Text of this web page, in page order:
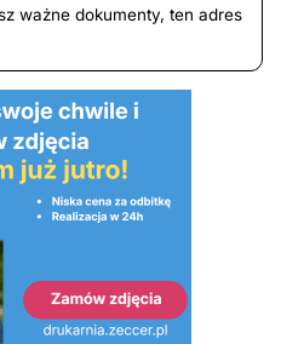
ważne dokumenty, ten adres